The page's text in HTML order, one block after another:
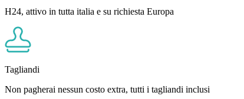
H24, attivo in tutta italia e su richiesta Europa
Tagliandi
Non pagherai nessun costo extra, tutti i tagliandi inclusi